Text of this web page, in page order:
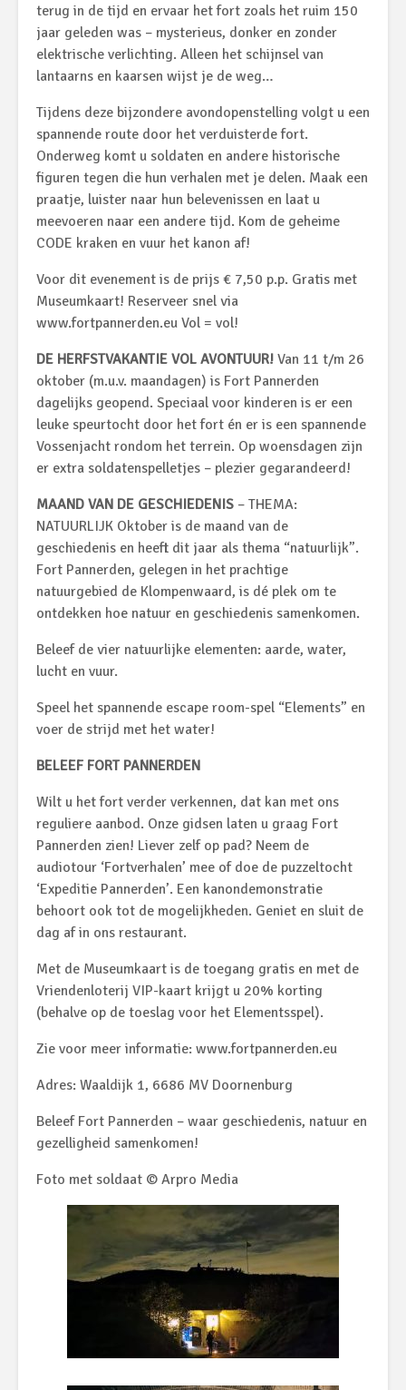
terug in de tijd en ervaar het fort zoals het ruim 150
jaar geleden was – mysterieus, donker en zonder
elektrische verlichting. Alleen het schijnsel van
lantaarns en kaarsen wijst je de weg…
Tijdens deze bijzondere avondopenstelling volgt u een
spannende route door het verduisterde fort.
Onderweg komt u soldaten en andere historische
figuren tegen die hun verhalen met je delen. Maak een
praatje, luister naar hun belevenissen en laat u
meevoeren naar een andere tijd. Kom de geheime
CODE kraken en vuur het kanon af!
Voor dit evenement is de prijs € 7,50 p.p. Gratis met
Museumkaart! Reserveer snel via
www.fortpannerden.eu Vol = vol!
DE HERFSTVAKANTIE VOL AVONTUUR! Van 11 t/m 26
oktober (m.u.v. maandagen) is Fort Pannerden
dagelijks geopend. Speciaal voor kinderen is er een
leuke speurtocht door het fort én er is een spannende
Vossenjacht rondom het terrein. Op woensdagen zijn
er extra soldatenspelletjes – plezier gegarandeerd!
MAAND VAN DE GESCHIEDENIS – THEMA:
NATUURLIJK Oktober is de maand van de
geschiedenis en heeft dit jaar als thema “natuurlijk”.
Fort Pannerden, gelegen in het prachtige
natuurgebied de Klompenwaard, is dé plek om te
ontdekken hoe natuur en geschiedenis samenkomen.
Beleef de vier natuurlijke elementen: aarde, water,
lucht en vuur.
Speel het spannende escape room-spel “Elements” en
voer de strijd met het water!
BELEEF FORT PANNERDEN
Wilt u het fort verder verkennen, dat kan met ons
reguliere aanbod. Onze gidsen laten u graag Fort
Pannerden zien! Liever zelf op pad? Neem de
audiotour ‘Fortverhalen’ mee of doe de puzzeltocht
‘Expeditie Pannerden’. Een kanondemonstratie
behoort ook tot de mogelijkheden. Geniet en sluit de
dag af in ons restaurant.
Met de Museumkaart is de toegang gratis en met de
Vriendenloterij VIP-kaart krijgt u 20% korting
(behalve op de toeslag voor het Elementsspel).
Zie voor meer informatie: www.fortpannerden.eu
Adres: Waaldijk 1, 6686 MV Doornenburg
Beleef Fort Pannerden – waar geschiedenis, natuur en
gezelligheid samenkomen!
Foto met soldaat © Arpro Media